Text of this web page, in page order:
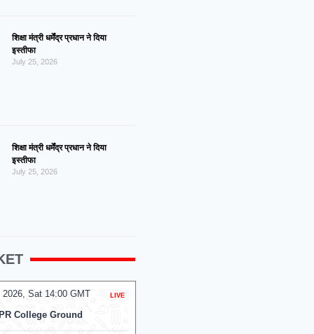
शिक्षा मंत्री धर्मेंद्र प्रधान ने दिया
इस्तीफा
July 25, 2026
शिक्षा मंत्री धर्मेंद्र प्रधान ने दिया
इस्तीफा
July 25, 2026
2026, Sat 14:00 GMT LIVE
College Ground